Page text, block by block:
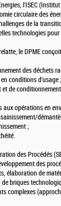
l'ISEC
circulaire des
de la
technologies pour
le DPME
des déchets
conditions d'usage ;
et de
aux opérations en
;
des Procédés
des
élaboration de
briques
complexes